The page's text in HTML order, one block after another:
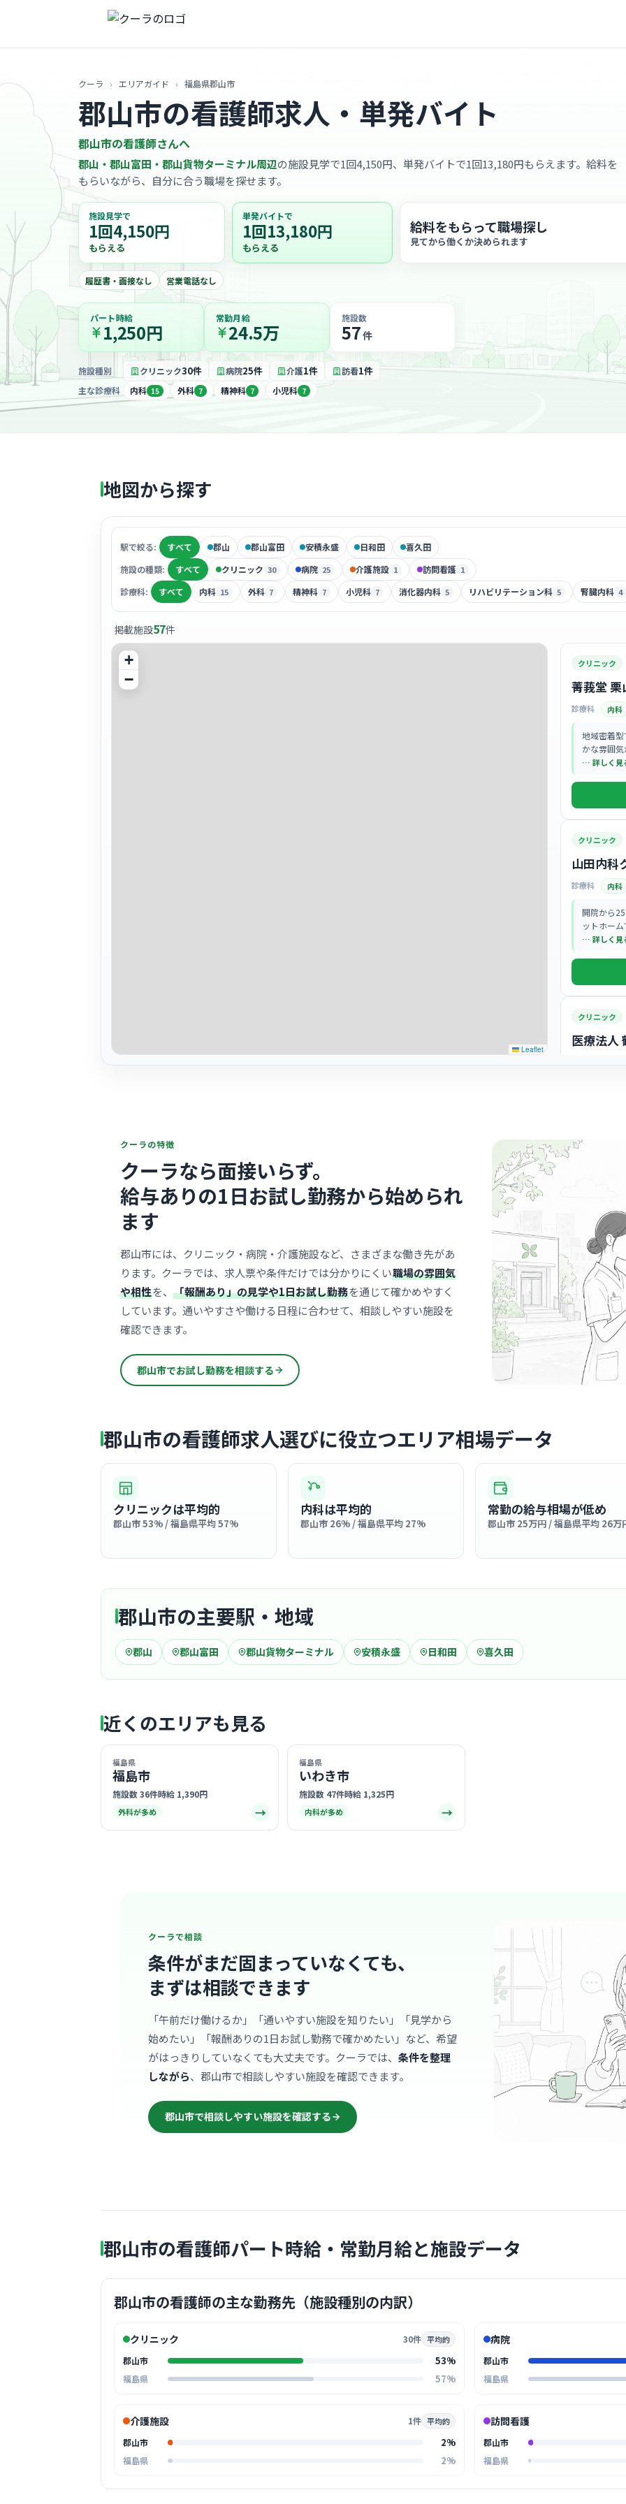
クーラ › エリアガイド › 福島県郡山市
郡山市の看護師求人・単発バイト
郡山市の看護師さんへ
郡山・郡山富田・郡山貨物ターミナル周辺の施設見学で1回4,150円、単発バイトで1回13,180円もらえます。給料を
もらいながら、自分に合う職場を探せます。
施設見学で
1回4,150円
もらえる
単発バイトで
1回13,180円
もらえる
給料をもらって職場探し
見てから働くか決められます
履歴書・面接なし 営業電話なし
パート時給
1,250円
常勤月給
24.5万
施設数
57件
施設種別 クリニック30件 病院25件 介護1件 訪看1件
主な診療科 内科 15 外科 7 精神科 7 小児科 7
地図から探す
駅で絞る: すべて 郡山 郡山富田 安積永盛 日和田
喜久田
施設の種類:
すべて クリニック 30 病院 25 介護施設 1 訪問看護 1
診療科: すべて 内科 15 外科 7 精神科 7 小児科 7 消化器内科 5 リハビリテーション科 5 腎臓内科 4
掲載施設57件
+
−
Leaflet
クリニック
菁莪堂 栗
診療科 内科
地域密着
かな雰囲気
… 詳しく見
クリニック
山田内科
診療科 内科
開院から
ットホー
の距離が
… 詳しく見
クリニック
医療法人
今泉西病
医療法人明信会
診療科
腎
スタッフ
です。部
垣根なく
… 詳しく見
病院
アットホ
同士のコ
いに助け
… 詳しく見る
クリニック
病院
一般財
最寄り 郡山
「断らな
キパキと
実感があ
… 詳しく見
診療科 内科
桑野協立
クーラの特徴
クーラなら面接いらず。
給与ありの1日お試し勤務から始められ
ます
郡山市には、クリニック・病院・介護施設など、さまざまな働き先があ
ります。クーラでは、求人票や条件だけでは分かりにくい職場の雰囲気
や相性を、 「報酬あり」の見学や1日お試し勤務を通じて確かめやすく
しています。通いやすさや働ける日程に合わせて、相談しやすい施設を
確認できます。
郡山市でお試し勤務を相談する
郡山市の看護師求人選びに役立つエリア相場データ
クリニックは平均的
郡山市 53% / 福島県平均 57%
内科は平均的
郡山市 26% / 福島県平均 27%
常勤の給与相場が低め
郡山市 25万円 / 福島県平均 26万
郡山市の主要駅・地域
郡山 郡山富田 郡山貨物ターミナル 安積永盛 日和田 喜久田
近くのエリアも見る
福島県
福島市
施設数 36件時給 1,390円
外科が多め →
福島県
いわき市
施設数 47件時給 1,325円
内科が多め →
クーラで相談
条件がまだ固まっていなくても、
まずは相談できます
「午前だけ働けるか」「通いやすい施設を知りたい」「見学から
始めたい」「報酬ありの1日お試し勤務で確かめたい」など、希望
がはっきりしていなくても大丈夫です。クーラでは、 条件を整理
しながら、郡山市で相談しやすい施設を確認できます。
郡山市で相談しやすい施設を確認する
郡山市の看護師パート時給・常勤月給と施設データ
郡山市の看護師の主な勤務先（施設種別の内訳）
クリニック 30件 平均的
郡山市 53%
福島県 57%
病院
郡山市
福島県
介護施設 1件 平均的
郡山市 2%
福島県 2%
訪問看護
郡山市
福島県